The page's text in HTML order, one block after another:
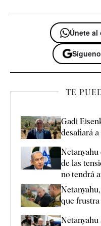
Únete al
TE
Gadi
desafiará
Netanyahu
de las
no tendrá
que frustra
Netanyahu